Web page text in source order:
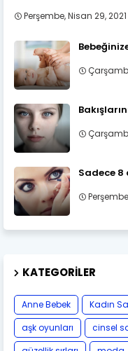
Perşembe, Nisan 29, 2021
Sadece 8
KATEGORILER
Anne Bebek Kadın
aşk oyunları
cinsel